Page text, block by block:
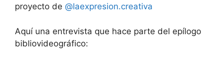
proyecto de @laexpresion.creativa
Aquí una entrevista que hace parte del epílogo
bibliovideográfico: